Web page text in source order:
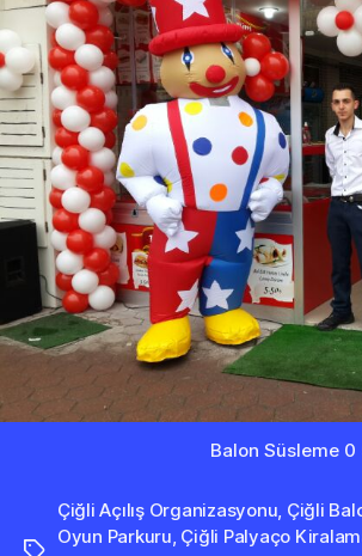
Balon Süsleme 0
Etiketler
Çiğli Açılış Organizasyonu, Çiğli
Oyun Parkuru, Çiğli Palyaço